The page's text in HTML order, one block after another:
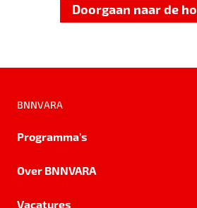
Doorgaan naar de
BNNVARA
Programma's
Over BNNVARA
Vacatures